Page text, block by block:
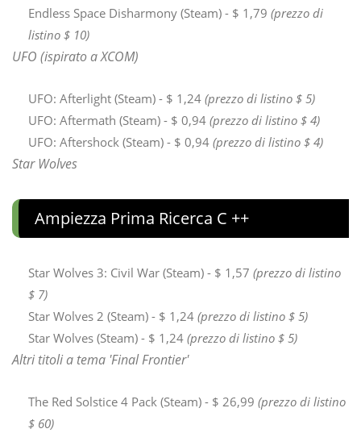
Endless Space Disharmony (Steam) - $ 1,79 (prezzo di
listino $ 10)
UFO (ispirato a XCOM)
UFO: Afterlight (Steam) - $ 1,24 (prezzo di listino $ 5)
UFO: Aftermath (Steam) - $ 0,94 (prezzo di listino $ 4)
UFO: Aftershock (Steam) - $ 0,94 (prezzo di listino $ 4)
Star Wolves
Ampiezza Prima Ricerca C ++
Star Wolves 3: Civil War (Steam) - $ 1,57 (prezzo di listino
$ 7)
Star Wolves 2 (Steam) - $ 1,24 (prezzo di listino $ 5)
Star Wolves (Steam) - $ 1,24 (prezzo di listino $ 5)
Altri titoli a tema 'Final Frontier'
The Red Solstice 4 Pack (Steam) - $ 26,99 (prezzo di listino
$ 60)